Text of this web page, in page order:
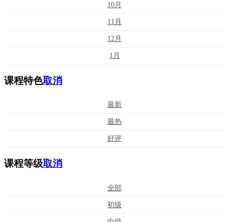
10月
11月
12月
1月
课程特色取消
最新
最热
好评
课程等级取消
全部
初级